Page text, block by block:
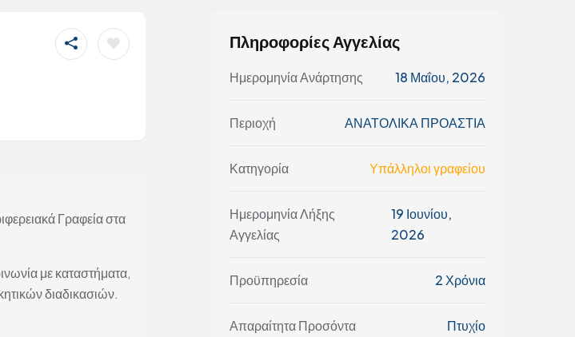
Γραφεία στα
με καταστήματα,
διαδικασιών.
Πληροφορίες Αγγελίας
Ημερομηνία Ανάρτησης 18 Μαΐου, 2026
Περιοχή ΑΝΑΤΟΛΙΚΑ ΠΡΟΑΣΤΙΑ
Κατηγορία Υπάλληλοι γραφείου
Ημερομηνία Λήξης
Αγγελίας
19 Ιουνίου,
2026
Προϋπηρεσία 2 Χρόνια
Απαραίτητα Προσόντα Πτυχίο